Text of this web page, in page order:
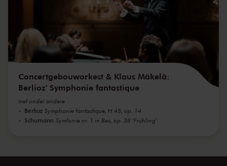
Concertgebouworkest & Klaus Mäkelä:
Berlioz' Symphonie fantastique
met onder andere
Berlioz Symphonie fantastique, H 48, op. 14
Schumann Symfonie nr. 1 in Bes, op. 38 'Frühling'